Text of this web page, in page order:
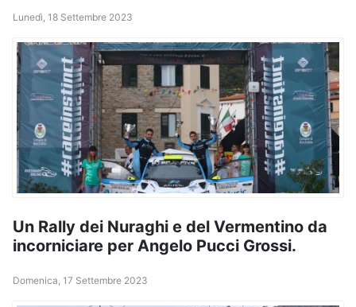
Lunedì, 18 Settembre 2023
Un Rally dei Nuraghi e del Vermentino da
incorniciare per Angelo Pucci Grossi.
Domenica, 17 Settembre 2023